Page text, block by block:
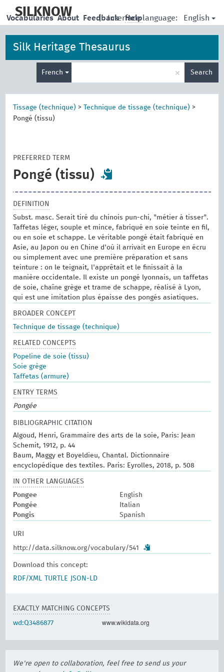
main
SILKNOW | Interface language: English
Vocabularies About Feedback Help
Silk Heritage Thesaurus
French × Search
Tissage (technique) > Technique de tissage (technique) >
Pongé (tissu)
PREFERRED TERM
Pongé (tissu)
DEFINITION
Subst. masc. Serait tiré du chinois pun-chi, "métier à tisser".
Taffetas léger, souple et mince, fabriqué en soie teinte en fil,
ou en soie et schappe. Le véritable pongé était fabriqué en
Asie, au Japon ou en Chine d'où il arrivait en Europe en écru
ou simplement avec une première préparation et sans
teinture : on le teignait, l'apprêtait et le finissait à la
manière occidentale. Il existe un pongé lyonnais, un taffetas
de soie, chaîne grège et trame de schappe, réalisé à Lyon,
qui est une imitation plus épaisse des pongés asiatiques.
BROADER CONCEPT
Technique de tissage (technique)
RELATED CONCEPTS
Popeline de soie (tissu)
Soie grège
Taffetas (armure)
ENTRY TERMS
Pongée
BIBLIOGRAPHIC CITATION
Algoud, Henri, Grammaire des arts de la soie, Paris: Jean
Schemit, 1912, p. 44
Baum, Maggy et Boyeldieu, Chantal. Dictionnaire
encyclopédique des textiles. Paris: Eyrolles, 2018, p. 508
IN OTHER LANGUAGES
Pongee
English
Pongée
Italian
Pongis
Spanish
URI
http://data.silknow.org/vocabulary/541
Download this concept:
RDF/XML
TURTLE JSON-LD
EXACTLY MATCHING CONCEPTS
wd:Q3486877 www.wikidata.org
We're open to collaboration, feel free to send us your